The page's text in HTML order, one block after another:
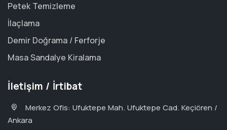
Petek Temizleme
İlaçlama
Demir Doğrama / Ferforje
Masa Sandalye Kiralama
İletişim / İrtibat
Merkez Ofis: Ufuktepe Mah. Ufuktepe Cad. Keçiören /
Ankara